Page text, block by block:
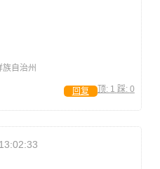
族自治州
顶: 1 踩: 0
回复